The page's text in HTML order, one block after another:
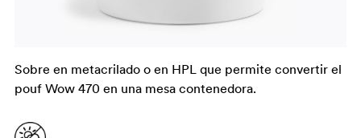
Sobre en metacrilado o en HPL que permite convertir el
pouf Wow 470 en una mesa contenedora.